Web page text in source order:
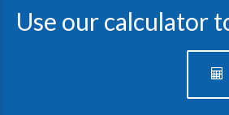
Use our calculator